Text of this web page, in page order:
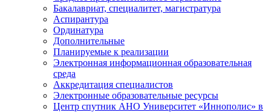
Бакалавриат, специалитет, магистратура
Аспирантура
Ординатура
Дополнительные
Планируемые к реализации
Электронная информационная образовательная
среда
Аккредитация специалистов
Электронные образовательные ресурсы
Центр спутник АНО Университет «Иннополис» в